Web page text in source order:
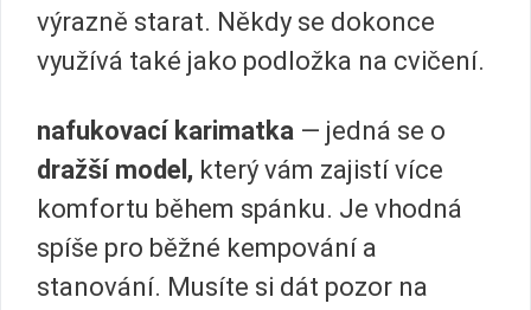
výrazně starat. Někdy se dokonce
využívá také jako podložka na cvičení.
nafukovací karimatka — jedná se o
dražší model, který vám zajistí více
komfortu během spánku. Je vhodná
spíše pro běžné kempování a
stanování. Musíte si dát pozor na